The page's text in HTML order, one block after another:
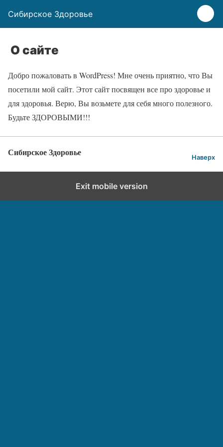
Сибирское Здоровье
О сайте
Добро пожаловать в WordPress! Мне очень приятно, что Вы
посетили мой сайт. Этот сайт посвящен все про здоровье и
для здоровья. Верю, Вы возьмете для себя много полезного.
Будьте ЗДОРОВЫМИ!!!
Сибирское Здоровье Наверх
Exit mobile version